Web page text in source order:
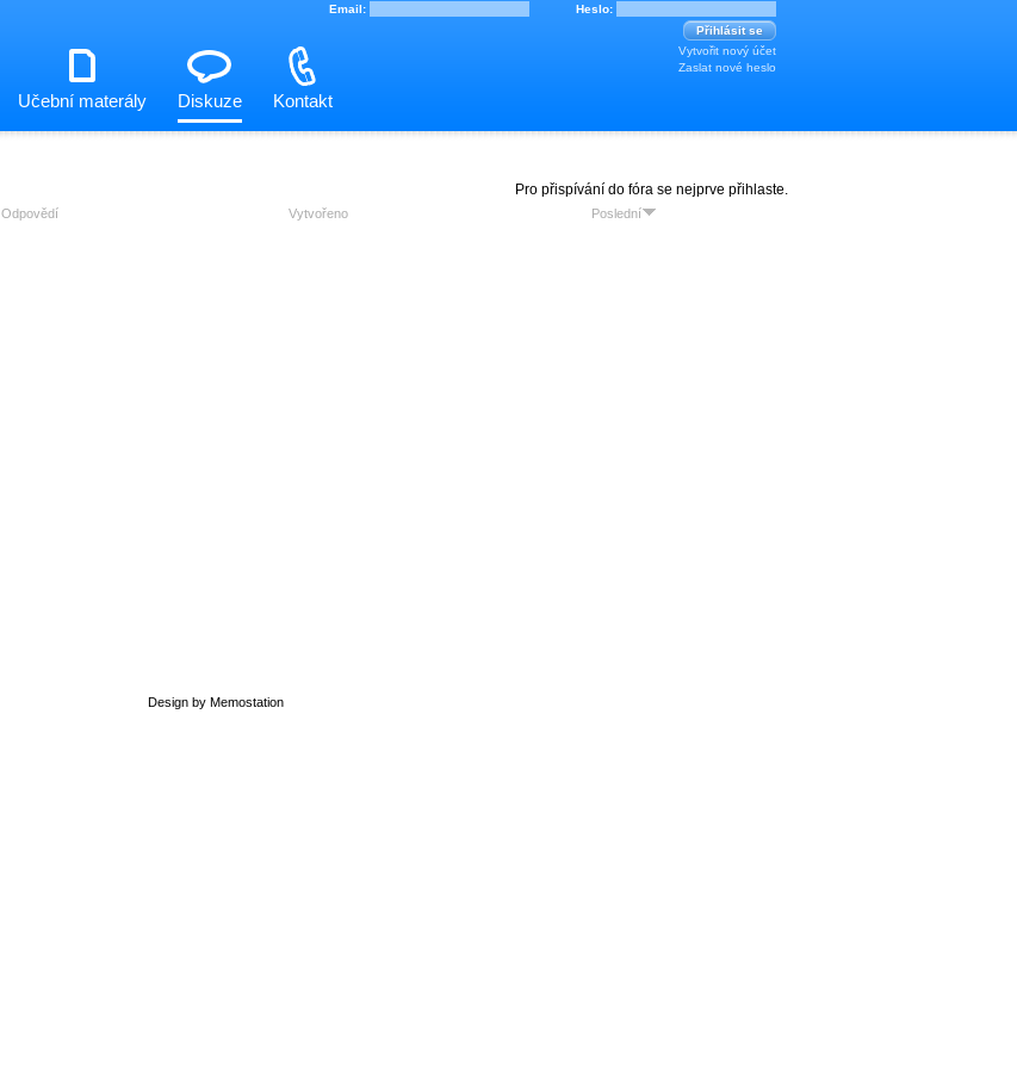
Učební materály Diskuze Kontakt
Pro přispívání do fóra se nejprve přihlaste
Odpovědí Vytvořeno Poslední
Design by Memostation